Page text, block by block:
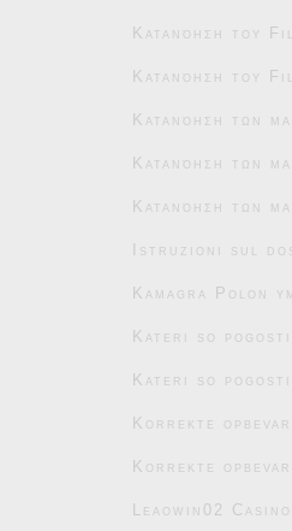
Κατανόηση του
Κατανόηση του
Κατανόηση των
Κατανόηση των
Κατανόηση των
Istruzioni sul
Kamagra Polon
Kateri so
Kateri so
Korrekte
Korrekte
Leaowin02